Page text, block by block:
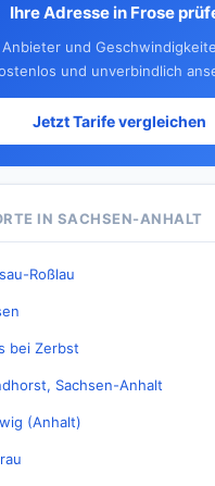
Ihre Adresse in Frose
und
und unverbindlich
Jetzt Tarife vergleichen
IN SACHSEN-ANHALT
Roßlau
bei Zerbst
Sachsen-Anhalt
(Anhalt)